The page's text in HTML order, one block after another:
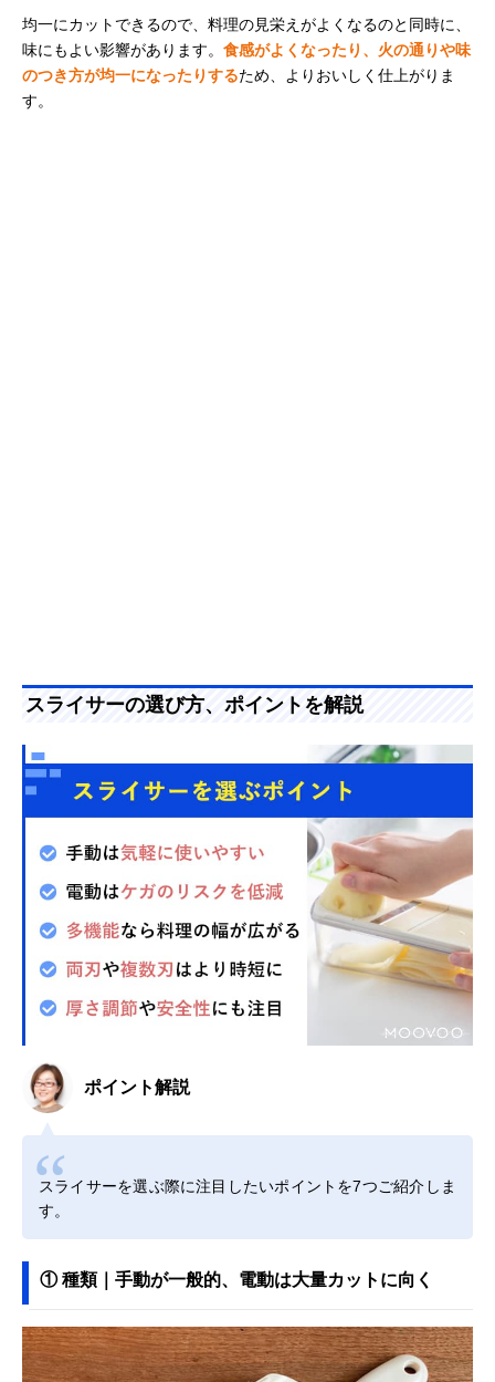
均一にカットできるので、料理の見栄えがよくなるのと同時に、
味にもよい影響があります。 食感がよくなったり、火の通りや味
のつき方が均一になったりするため、よりおいしく仕上がりま
す。
スライサーの選び方、ポイントを解説
ポイント解説
スライサーを選ぶ際に注目したいポイントを7つご紹介しま
す。
① 種類｜手動が一般的、電動は大量カットに向く